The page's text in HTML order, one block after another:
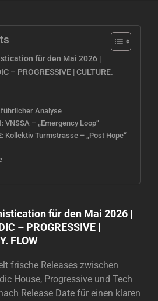
für den Mai 2026 |
– PROGRESSIVE | CULTURE.
Analyse
VNSSA – „Emergency Loop“
Kollektiv Turmstrasse – „Post Hope“
für den Mai 2026 |
– PROGRESSIVE |
FLOW
frische Releases zwischen
House, Progressive und Tech
Release Date für einen klaren